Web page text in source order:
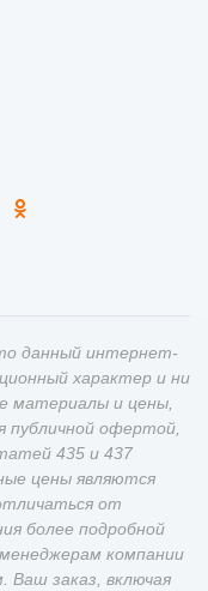
данный интернет-
характер и ни
материалы и цены,
публичной офертой,
435 и 437
цены являются
от
более подробной
компании
Ваш заказ, включая